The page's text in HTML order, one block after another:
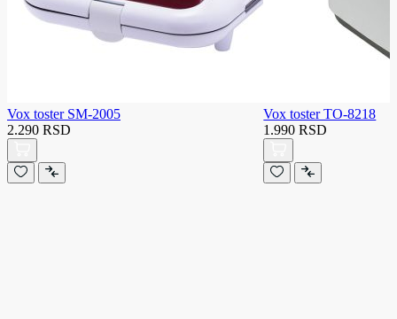
Vox toster SM-2005
2.290 RSD
Vox toster TO-8218
1.990 RSD